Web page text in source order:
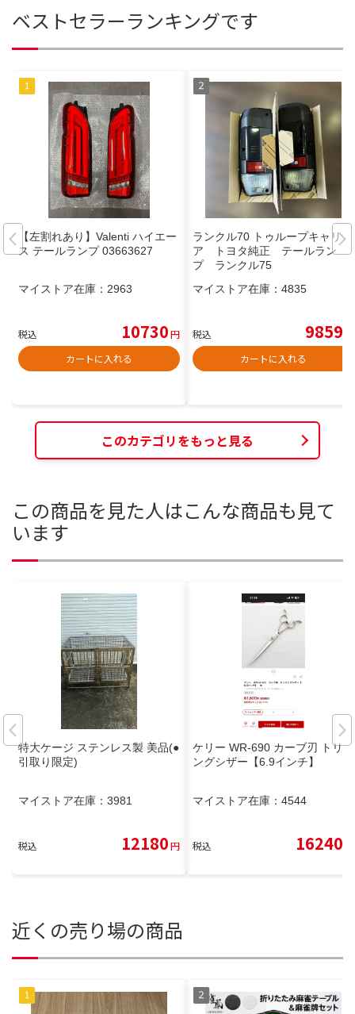
ベストセラーランキングです
【左割れあり】Valenti ハイエー
ス テールランプ 03663627
マイストア在庫： 2963
税込 10730円
カートに入れる
ランクル70 トゥループキャリ
ア トヨタ純正 テールラン
プ ランクル75
マイストア在庫： 4835
税込 9859
カートに入れる
このカテゴリをもっと見る
この商品を見た人はこんな商品も見て
います
特大ケージ ステンレス製 美品(●
引取り限定)
マイストア在庫： 3981
税込 12180円
ケリー WR-690 カーブ刃 トリミ
ングシザー【6.9インチ】
マイストア在庫： 4544
税込 16240
近くの売り場の商品